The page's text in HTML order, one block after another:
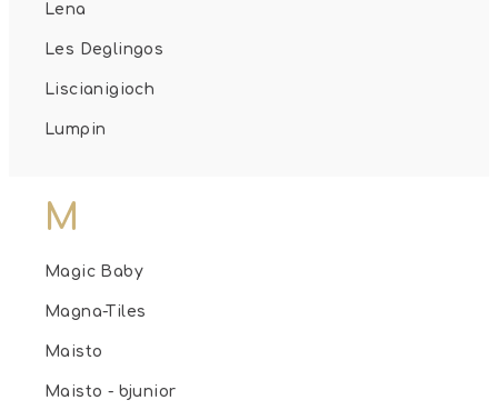
Lena
Les Deglingos
Liscianigioch
Lumpin
M
Magic Baby
Magna-Tiles
Maisto
Maisto - bjunior